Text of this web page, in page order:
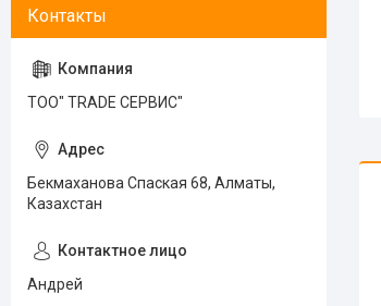
ТОО" TRADE СЕРВИС"
Бекмаханова Спаская 68, Алматы,
Казахстан
Андрей